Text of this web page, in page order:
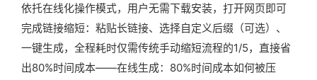
依托在线化操作模式，用户无需下载安装，打开网页即可
完成链接缩短：粘贴长链接、选择自定义后缀（可选）、
一键生成，全程耗时仅需传统手动缩短流程的1/5，直接省
出80%时间成本——在线生成：80%时间成本如何被压